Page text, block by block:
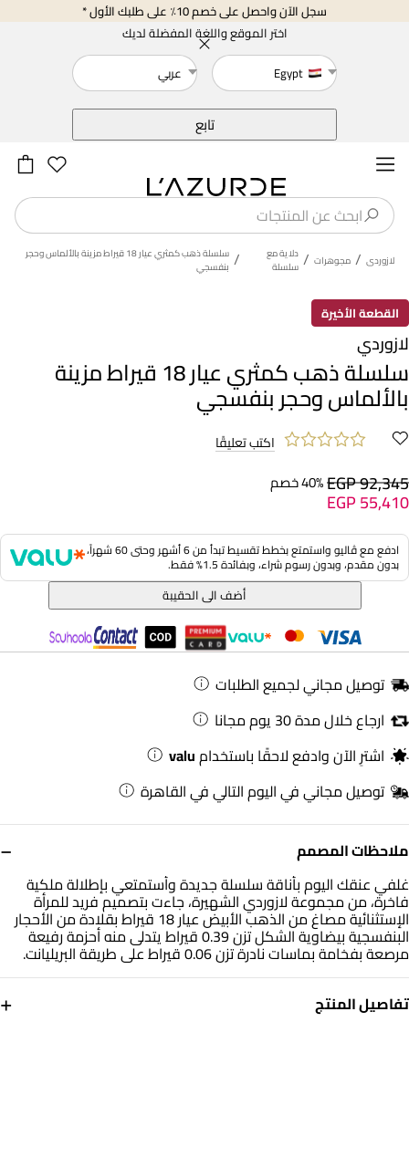
سجل الآن واحصل على خصم 10٪ على طلبك الأول *
اختر الموقع واللغة المفضلة لديك
Egypt
عربي
تابع
لازوردى / مجوهرات / دلاية مع
سلسلة / سلسلة ذهب كمثري عيار 18 قيراط مزينة بالألماس وحجر
بنفسجي
القطعة الأخيرة
ملاحظات المصمم −
غلفي عنقك اليوم بأناقة سلسلة جديدة وأستمتعي بإطلالة ملكية
فاخرة، من مجموعة لازوردي الشهيرة، جاءت بتصميم فريد للمرأة
الإستثنائية مصاغ من الذهب الأبيض عيار 18 قيراط بقلادة من الأحجار
البنفسجية بيضاوية الشكل تزن 0.39 قيراط يتدلى منه أحزمة رفيعة
مرصعة بفخامة بماسات نادرة تزن 0.06 قيراط على طريقة البريليانت.
تفاصيل المنتج
+
لازوردي
سلسلة ذهب كمثري عيار 18 قيراط مزينة
بالألماس وحجر بنفسجي
اكتب تعليقًا
EGP 92,34540% خصم
EGP 55,410
ادفع مع ڤاليو واستمتع بخطط تقسيط تبدأ من 6 أشهر وحتى 60 شهراً،
بدون مقدم، وبدون رسوم شراء، وبفائدة 1.5% فقط.
أضف الى الحقيبة
توصيل مجاني لجميع الطلبات
ارجاع خلال مدة 30 يوم مجانا
اشترِ الآن وادفع لاحقًا باستخدامvalu
توصيل مجاني في اليوم التالي في القاهرة